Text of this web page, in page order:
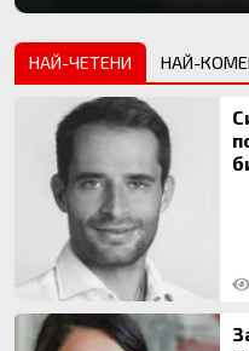
НАЙ-ЧЕТЕНИ НАЙ-